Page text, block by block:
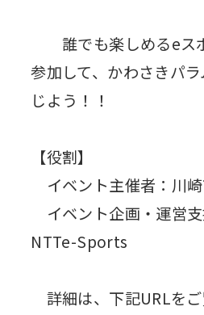
誰でも楽しめるeス
参加して、かわさきパ
じよう！！
【役割】
イベント主催者：川
イベント企画・運営
NTTe-Sports
詳細は、下記URLをご